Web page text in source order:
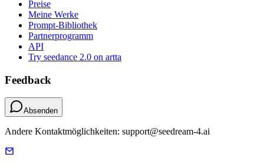
Preise
Meine Werke
Prompt-Bibliothek
Partnerprogramm
API
Try seedance 2.0 on artta
Feedback
Absenden
Andere Kontaktmöglichkeiten: support@seedream-4.ai